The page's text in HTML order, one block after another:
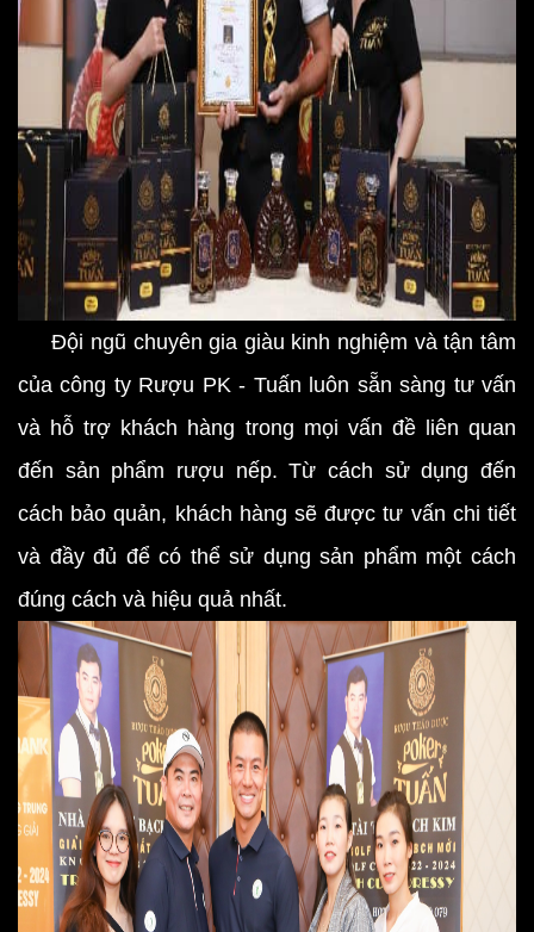
Đội ngũ chuyên gia giàu kinh nghiệm và tận tâm
của công ty Rượu PK - Tuấn luôn sẵn sàng tư vấn
và hỗ trợ khách hàng trong mọi vấn đề liên quan
đến sản phẩm rượu nếp. Từ cách sử dụng đến
cách bảo quản, khách hàng sẽ được tư vấn chi tiết
và đầy đủ để có thể sử dụng sản phẩm một cách
đúng cách và hiệu quả nhất.